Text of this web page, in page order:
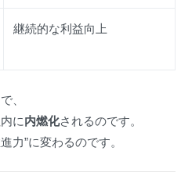
継続的な利益向上
、
に内燃化されるのです。
力”に変わるのです。